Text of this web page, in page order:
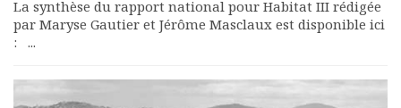
La synthèse du rapport national pour Habitat III rédigée
par Maryse Gautier et Jérôme Masclaux est disponible ici
: ...